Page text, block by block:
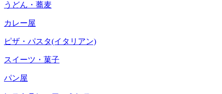
うどん・蕎麦
カレー屋
ピザ・パスタ(イタリアン)
スイーツ・菓子
パン屋